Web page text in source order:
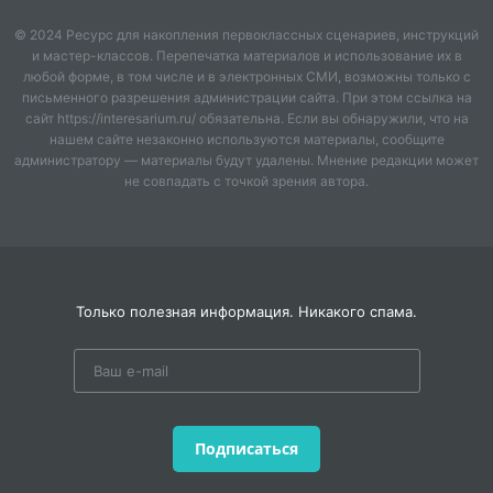
Ученые доказывают, что в результате общения с
животными человек становится не только добрее, но
и здоровее. Не может быть человеком Человек без
внимательного, нежного и трепетного отношения к
животным. Чуткость, любовь к животным, ко всему
живому нужно воспитывать с детства, собственным
примером. Можно задуматься, может ли человек,
ответственным, только если мы вместе будем учится
Таким образом, впечатления о животных,
в душе ребенка, а иногда определяют интересы и
симпатии человека на всю жизнь.
© 2024 Ресурс для накопления первоклассных сценариев, инструкций
и мастер-классов. Перепечатка материалов и использование их в
любой форме, в том числе и в электронных СМИ, возможны только с
письменного разрешения администрации сайта. При этом ссылка на
сайт https://interesarium.ru/ обязательна. Если вы обнаружили, что на
нашем сайте незаконно используются материалы, сообщите
администратору — материалы будут удалены. Мнение редакции может
не совпадать с точкой зрения автора.
Только полезная информация. Никакого спама.
Подписаться